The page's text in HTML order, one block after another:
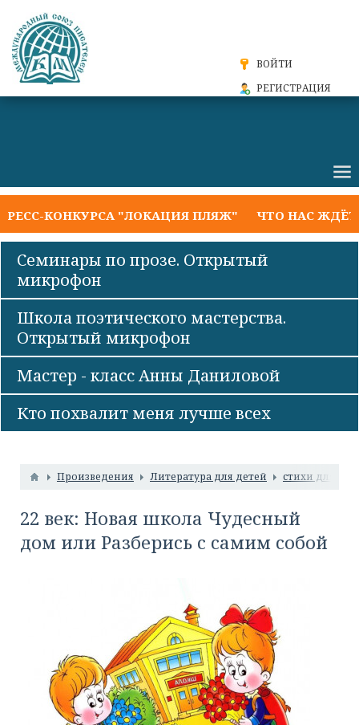
ВОЙТИ
РЕГИСТРАЦИЯ
КОНКУРСА "ЛОКАЦИЯ ПЛЯЖ" ЧТО НАС ЖДЁТ НА
Семинары по прозе. Открытый
микрофон
Школа поэтического мастерства.
Открытый микрофон
Мастер - класс Анны Даниловой
Кто похвалит меня лучше всех
Произведения Литература для детей стихи для
22 век: Новая школа Чудесный
дом или Разберись с самим собой